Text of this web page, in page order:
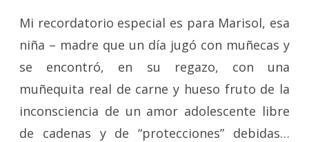
Mi recordatorio especial es para Marisol, esa
niña – madre que un día jugó con muñecas y
se encontró, en su regazo, con una
muñequita real de carne y hueso fruto de la
inconsciencia de un amor adolescente libre
de cadenas y de “protecciones” debidas…